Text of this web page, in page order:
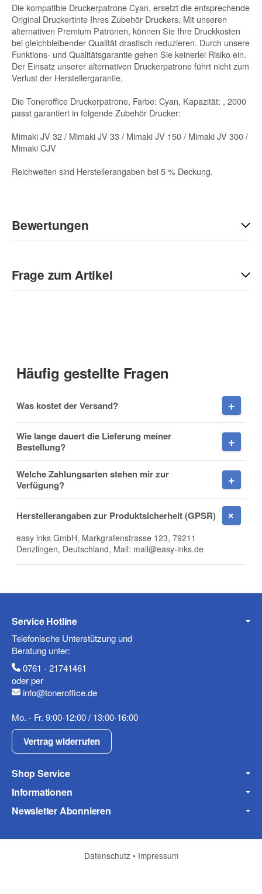
Die kompatible Druckerpatrone Cyan, ersetzt die entsprechende
Original Druckertinte Ihres Zubehör Druckers. Mit unseren
alternativen Premium Patronen, können Sie Ihre Druckkosten
bei gleichbleibender Qualität drastisch reduzieren. Durch unsere
Funktions- und Qualitätsgarantie gehen Sie keinerlei Risiko ein.
Der Einsatz unserer alternativen Druckerpatrone führt nicht zum
Verlust der Herstellergarantie.
Die Toneroffice Druckerpatrone, Farbe: Cyan, Kapazität: , 2000
passt garantiert in folgende Zubehör Drucker:
Mimaki JV 32 / Mimaki JV 33 / Mimaki JV 150 / Mimaki JV 300 /
Mimaki CJV
Reichweiten sind Herstellerangaben bei 5 % Deckung.
Bewertungen
Sie Anderen bei der Kaufentscheidung:
Frage zum Artikel
Nachname
Firma
Telefon
Mobiltelefon
Fax
Häufig gestellte Fragen
Was kostet der Versand?
Wie lange dauert die Lieferung meiner
Bestellung?
Welche Zahlungsarten stehen mir zur
Verfügung?
Herstellerangaben zur Produktsicherheit (GPSR)
easy inks GmbH, Markgrafenstrasse 123, 79211
Denzlingen, Deutschland, Mail: mail@easy-inks.de
Service Hotline
Telefonische Unterstützung und
Beratung unter:
0761 - 21741461
oder per
info@toneroffice.de
Mo. - Fr. 9:00-12:00 / 13:00-16:00
Vertrag widerrufen
Shop Service
Informationen
Newsletter Abonnieren
Datenschutz • Impressum